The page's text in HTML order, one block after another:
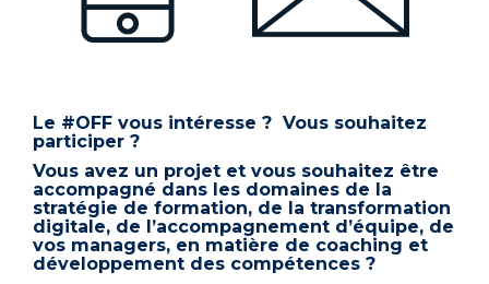
Le #OFF vous intéresse ? Vous souhaitez
participer ?
Vous avez un projet et vous souhaitez être
accompagné dans les domaines de la
stratégie de formation, de la transformation
digitale, de l’accompagnement d’équipe, de
vos managers, en matière de coaching et
développement des compétences ?